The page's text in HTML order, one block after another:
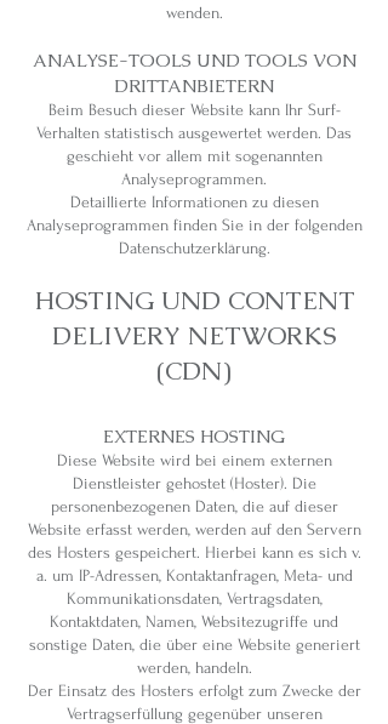
wenden.
ANALYSE-TOOLS UND TOOLS VON
DRITT­ANBIETERN
Beim Besuch dieser Website kann Ihr Surf-
Verhalten statistisch ausgewertet werden. Das
geschieht vor allem mit sogenannten
Analyseprogrammen.
Detaillierte Informationen zu diesen
Analyseprogrammen finden Sie in der folgenden
Datenschutzerklärung.
HOSTING UND CONTENT
DELIVERY NETWORKS
(CDN)
EXTERNES HOSTING
Diese Website wird bei einem externen
Dienstleister gehostet (Hoster). Die
personenbezogenen Daten, die auf dieser
Website erfasst werden, werden auf den Servern
des Hosters gespeichert. Hierbei kann es sich v.
a. um IP-Adressen, Kontaktanfragen, Meta- und
Kommunikationsdaten, Vertragsdaten,
Kontaktdaten, Namen, Websitezugriffe und
sonstige Daten, die über eine Website generiert
werden, handeln.
Der Einsatz des Hosters erfolgt zum Zwecke der
Vertragserfüllung gegenüber unseren